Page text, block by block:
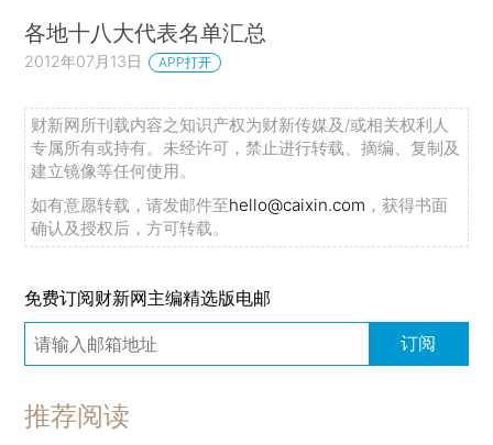
各地十八大代表名单汇总
2012年07月13日 APP打开
财新网所刊载内容之知识产权为财新传媒及/或相关权利人
专属所有或持有。未经许可，禁止进行转载、摘编、复制及
建立镜像等任何使用。
如有意愿转载，请发邮件至hello@caixin.com ，获得书面
确认及授权后，方可转载。
免费订阅财新网主编精选版电邮
订阅
推荐阅读